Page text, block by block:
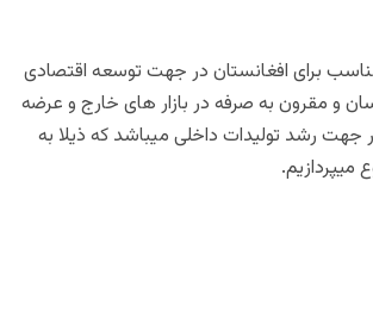
برای افغانستان در جهت توسعه اقتصادی
و مقرون به صرفه در بازار های خارج و عرضه
رشد تولیدات داخلی میباشد که ذیلا به